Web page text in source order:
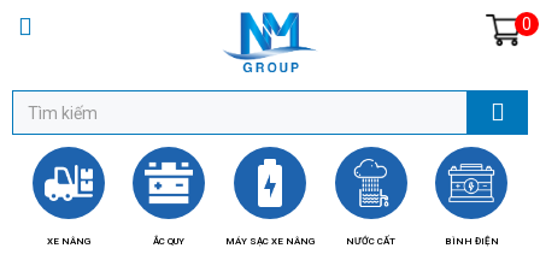
0
XE NÂNG ẮC QUY MÁY SẠC XE NÂNG NƯỚC CẤT BÌNH ĐIỆN